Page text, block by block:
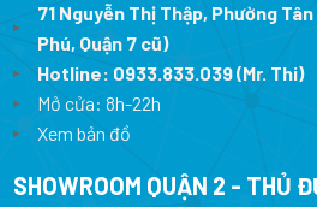
71 Nguyễn Thị Thập, Phường
Phú, Quận 7 cũ)
Hotline: 0933.833.039(Mr. Thi)
Mở cửa: 8h-22h
Xem bản đồ
SHOWROOM QUẬN 2 - THỦ